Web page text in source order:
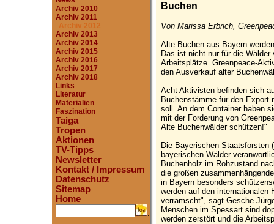
Archiv 2010
Archiv 2011
Archiv 2012
Archiv 2013
Archiv 2014
Archiv 2015
Archiv 2016
Archiv 2017
Archiv 2018
Links
Literatur
Materialien
Faszination
Taiga
Tropen
Aktionen
TV-Tipps
Newsletter
Kontakt / Impressum
Datenschutz
Sitemap
Home
.
Buchen
Von Marissa Erbrich,
Alte Buchen aus Bayern
Das ist nicht nur für die
Arbeitsplätze. Greenpeace-
den Ausverkauf alter
Acht Aktivisten befinden sich
Buchenstämme für den Export
soll. An dem Container haben
mit der Forderung von
Alte Buchenwälder schützen!"
Die Bayerischen Staatsforsten
bayerischen Wälder
Buchenholz im Rohzustand
die großen
in Bayern besonders
werden auf den internationalen
verramscht", sagt Gesche
Menschen im Spessart sind
werden zerstört und die